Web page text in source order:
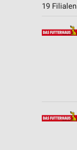
19 Filialen